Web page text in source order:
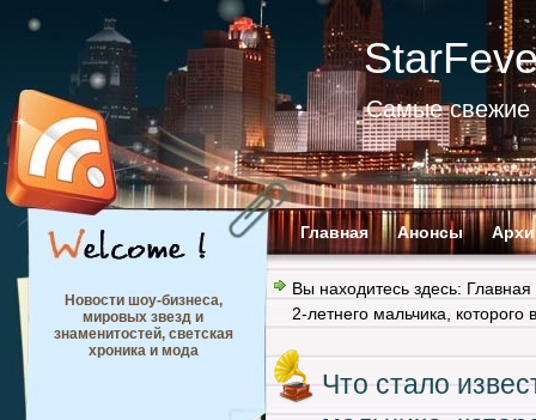
Самые свежие
Главная Анонсы
Новости шоу-бизнеса,
мировых звезд и
знаменитостей, светская
хроника и мода
Вы находитесь здесь: Главная
2-летнего мальчика,
Что стало